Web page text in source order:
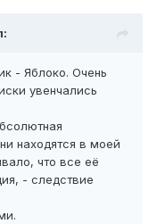
- Яблоко. Очень
увенчались
находятся в моей
что все её
- следствие